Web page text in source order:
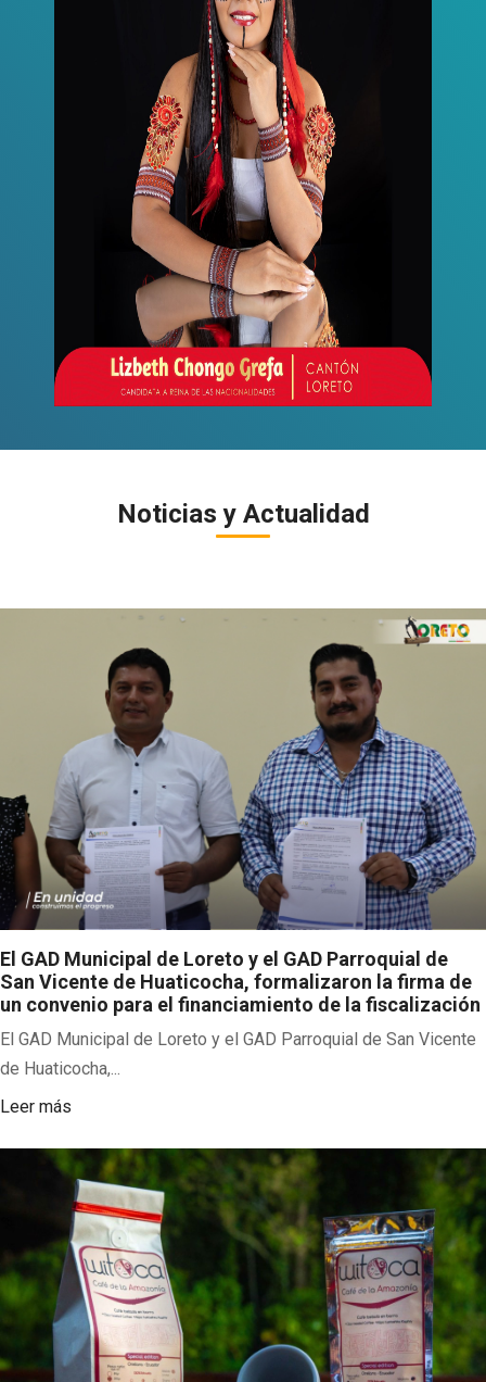
Noticias y Actualidad
El GAD Municipal de Loreto y el GAD Parroquial de
San Vicente de Huaticocha, formalizaron la firma de
un convenio para el financiamiento de la fiscalización
El GAD Municipal de Loreto y el GAD Parroquial de San Vicente
de Huaticocha,...
Leer más